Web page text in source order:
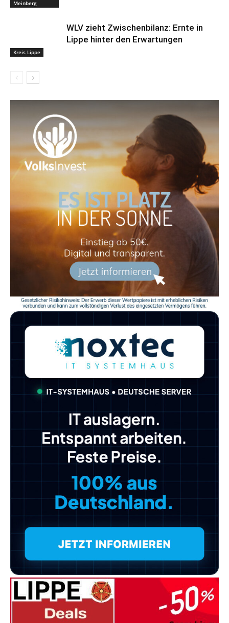
Meinberg
Kreis Lippe
WLV zieht Zwischenbilanz: Ernte in
Lippe hinter den Erwartungen